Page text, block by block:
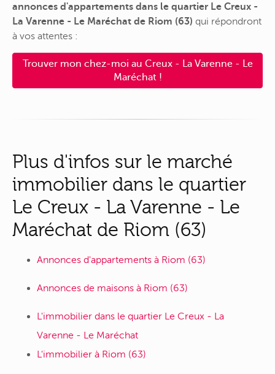
annonces d'appartements dans le quartier Le Creux -
La Varenne - Le Maréchat de Riom (63) qui répondront
à vos attentes :
Trouver mon chez-moi au Creux - La Varenne - Le
Maréchat !
Plus d'infos sur le marché
immobilier dans le quartier
Le Creux - La Varenne - Le
Maréchat de Riom (63)
Annonces d'appartements à Riom (63)
Annonces de maisons à Riom (63)
L'immobilier dans le quartier Le Creux - La
Varenne - Le Maréchat
L'immobilier à Riom (63)